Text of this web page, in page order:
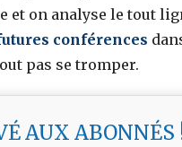
et on analyse le tout
conférences
pas se tromper.
AUX ABONNÉS